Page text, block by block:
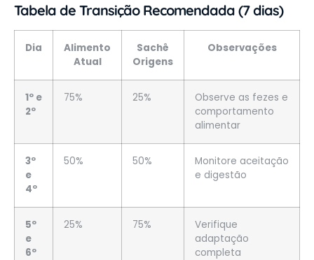
Tabela de Transição Recomendada (7 dias)
Dia
Alimento
Atual
Sachê
Origens
Observações
1º e
2º
75% 25%
Observe as fezes e
comportamento
alimentar
3º
e
4º
50% 50%
Monitore aceitação
e digestão
5º
e
6º
25% 75%
Verifique
adaptação
completa